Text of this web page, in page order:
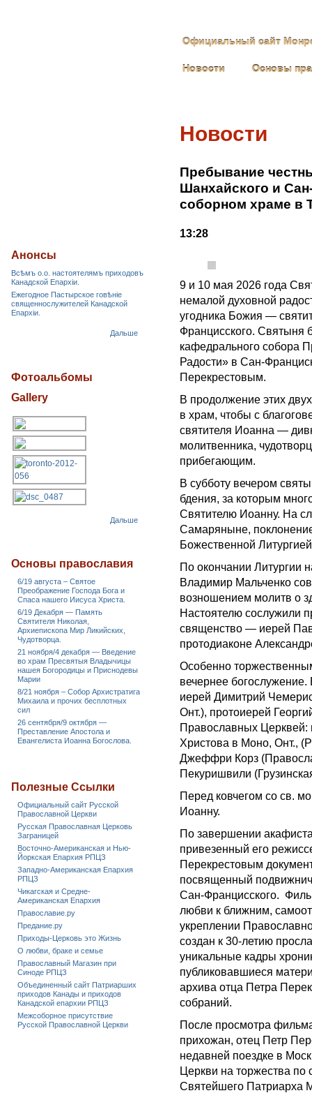
Официальный сайт
Новости Основы
Новости
Пребывание
Шанхайского и
соборном храме в
13:28
9 и 10 мая 2026 года
немалой духовной
угодника Божия —
Францисского. Святыня
кафедрального собора
Радости» в Сан-
Перекрестовым.
В продолжение этих
в храм, чтобы с
святителя Иоанна —
молитвенника,
прибегающим.
В субботу вечером
бдения, за которым
Святителю Иоанну. На
Самаряныне,
Божественной
По окончании Литургии
Владимир Мальченко
возношением молитв о
Настоятелю сослужили
священство — иерей
протодиаконе
Особенно
вечернее
иерей Димитрий
Онт.), протоиерей
Православных Церквей:
Христова в Моно, Онт.,
Джеффри Корз
Пекуришвили
Перед ковчегом со св.
Иоанну.
По завершении
привезенный его
Перекрестовым
посвященный
Сан-Францисского.
любви к ближним,
укреплении
создан к 30-летию
уникальные кадры
публиковавшиеся
архива отца Петра
собраний.
После просмотра
прихожан, отец Петр
недавней поездке в
Церкви на торжества по
Святейшего Патриарха
Анонсы
Всѣмъ о.о. настоятелямъ приходовъ
Канадской Епархiи.
Ежегодное Пастырское говѣніе
священнослужителей Канадской
Епархіи.
Дальше
Фотоальбомы
Gallery
Дальше
Основы православия
6/19 августа – Святое
Преображение Господа Бога и
Спаса нашего Иисуса Христа.
6/19 Декабря — Память
Святителя Николая,
Архиепископа Мир Ликийских,
Чудотворца.
21 ноября/4 декабря — Введение
во храм Пресвятыя Владычицы
нашея Богородицы и Приснодевы
Марии
8/21 ноября – Собор Архистратига
Михаила и прочих бесплотных
сил
26 сентября/9 октября —
Преставление Апостола и
Евангелиста Иоанна Богослова.
Полезные Ссылки
Официальный сайт Русской
Православной Церкви
Русская Православная Церковь
Заграницей
Восточно-Американская и Нью-
Йоркская Епархия РПЦЗ
Западно-Американская Епархия
РПЦЗ
Чикагская и Средне-
Американская Епархия
Православие.ру
Предание.ру
Приходы-Церковь это Жизнь
О любви, браке и семье
Православный Магазин при
Синоде РПЦЗ
Объединенный сайт Патриарших
приходов Канады и приходов
Канадской епархии РПЦЗ
Межсоборное присутствие
Русской Православной Церкви